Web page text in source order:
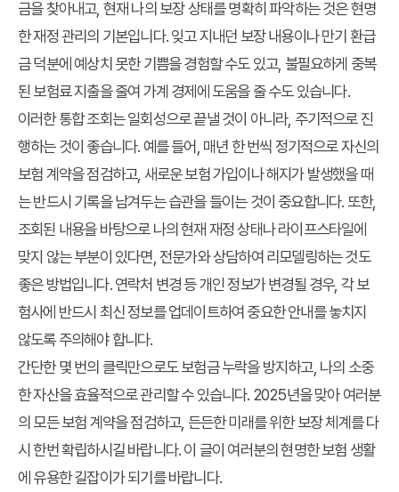
금을 찾아내고, 현재 나의 보장 상태를 명확히 파악하는 것은 현명
한 재정 관리의 기본입니다. 잊고 지내던 보장 내용이나 만기 환급
금 덕분에 예상치 못한 기쁨을 경험할 수도 있고, 불필요하게 중복
된 보험료 지출을 줄여 가계 경제에 도움을 줄 수도 있습니다.
이러한 통합 조회는 일회성으로 끝낼 것이 아니라, 주기적으로 진
행하는 것이 좋습니다. 예를 들어, 매년 한 번씩 정기적으로 자신의
보험 계약을 점검하고, 새로운 보험 가입이나 해지가 발생했을 때
는 반드시 기록을 남겨두는 습관을 들이는 것이 중요합니다. 또한,
조회된 내용을 바탕으로 나의 현재 재정 상태나 라이프스타일에
맞지 않는 부분이 있다면, 전문가와 상담하여 리모델링하는 것도
좋은 방법입니다. 연락처 변경 등 개인 정보가 변경될 경우, 각 보
험사에 반드시 최신 정보를 업데이트하여 중요한 안내를 놓치지
않도록 주의해야 합니다.
간단한 몇 번의 클릭만으로도보험금 누락을 방지하고, 나의 소중
한 자산을 효율적으로 관리할 수 있습니다. 2025년을 맞아 여러분
의 모든 보험 계약을 점검하고, 든든한 미래를 위한 보장 체계를 다
시 한번 확립하시길 바랍니다. 이 글이 여러분의 현명한 보험 생활
에 유용한 길잡이가 되기를 바랍니다.